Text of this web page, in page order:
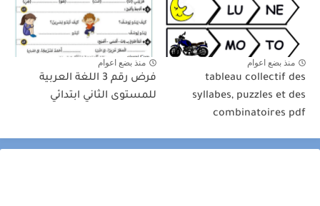
منذ بضع اعوام
tableau collectif des
syllabes, puzzles et des
combinatoires pdf
منذ بضع اعوام
فرض رقم 3 اللغة العربية
للمستوى الثاني ابتدائي